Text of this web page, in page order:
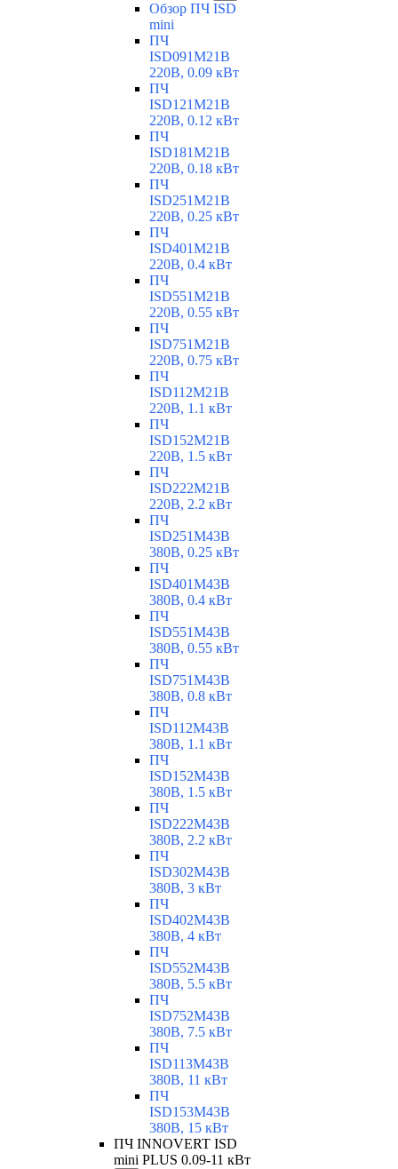
Обзор ПЧ ISD
mini
ПЧ
ISD091M21B
220В, 0.09 кВт
ПЧ
ISD121M21B
220В, 0.12 кВт
ПЧ
ISD181M21B
220В, 0.18 кВт
ПЧ
ISD251M21B
220В, 0.25 кВт
ПЧ
ISD401M21B
220В, 0.4 кВт
ПЧ
ISD551M21B
220В, 0.55 кВт
ПЧ
ISD751M21B
220В, 0.75 кВт
ПЧ
ISD112M21B
220В, 1.1 кВт
ПЧ
ISD152M21B
220В, 1.5 кВт
ПЧ
ISD222M21B
220В, 2.2 кВт
ПЧ
ISD251M43B
380В, 0.25 кВт
ПЧ
ISD401M43B
380В, 0.4 кВт
ПЧ
ISD551M43B
380В, 0.55 кВт
ПЧ
ISD751M43B
380В, 0.8 кВт
ПЧ
ISD112M43B
380В, 1.1 кВт
ПЧ
ISD152M43B
380В, 1.5 кВт
ПЧ
ISD222M43B
380В, 2.2 кВт
ПЧ
ISD302M43B
380В, 3 кВт
ПЧ
ISD402M43B
380В, 4 кВт
ПЧ
ISD552M43B
380В, 5.5 кВт
ПЧ
ISD752M43B
380В, 7.5 кВт
ПЧ
ISD113M43B
380В, 11 кВт
ПЧ
ISD153M43B
380В, 15 кВт
ПЧ INNOVERT ISD
mini PLUS 0.09-11 кВт